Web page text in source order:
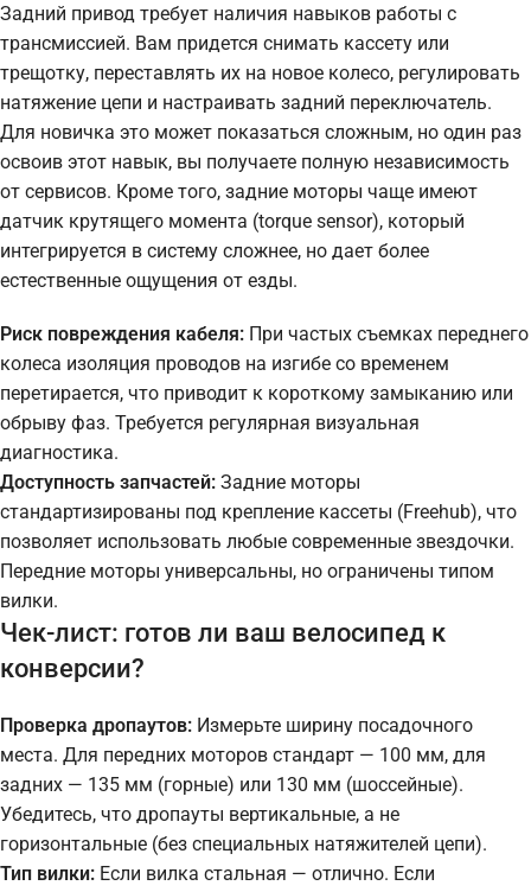
Задний привод требует наличия навыков работы с
трансмиссией. Вам придется снимать кассету или
трещотку, переставлять их на новое колесо, регулировать
натяжение цепи и настраивать задний переключатель.
Для новичка это может показаться сложным, но один раз
освоив этот навык, вы получаете полную независимость
от сервисов. Кроме того, задние моторы чаще имеют
датчик крутящего момента (torque sensor), который
интегрируется в систему сложнее, но дает более
естественные ощущения от езды.
Риск повреждения кабеля: При частых съемках переднего
колеса изоляция проводов на изгибе со временем
перетирается, что приводит к короткому замыканию или
обрыву фаз. Требуется регулярная визуальная
диагностика.
Доступность запчастей: Задние моторы
стандартизированы под крепление кассеты (Freehub), что
позволяет использовать любые современные звездочки.
Передние моторы универсальны, но ограничены типом
вилки.
Чек-лист: готов ли ваш велосипед к
конверсии?
Проверка дропаутов: Измерьте ширину посадочного
места. Для передних моторов стандарт — 100 мм, для
задних — 135 мм (горные) или 130 мм (шоссейные).
Убедитесь, что дропауты вертикальные, а не
горизонтальные (без специальных натяжителей цепи).
Тип вилки: Если вилка стальная — отлично. Если